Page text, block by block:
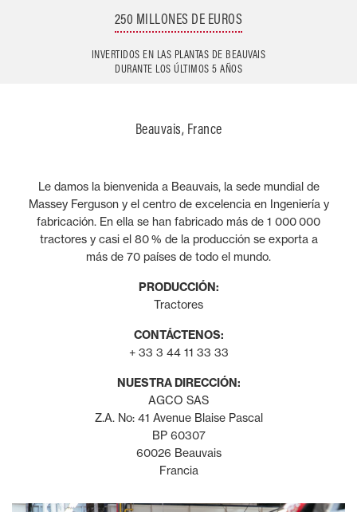
250 MILLONES DE EUROS
INVERTIDOS EN LAS PLANTAS DE BEAUVAIS
DURANTE LOS ÚLTIMOS 5 AÑOS
Beauvais, France
Le damos la bienvenida a Beauvais, la sede mundial de
Massey Ferguson y el centro de excelencia en Ingeniería y
fabricación. En ella se han fabricado más de 1 000 000
tractores y casi el 80 % de la producción se exporta a
más de 70 países de todo el mundo.
PRODUCCIÓN:
Tractores
CONTÁCTENOS:
+ 33 3 44 11 33 33
NUESTRA DIRECCIÓN:
AGCO SAS
Z.A. No: 41 Avenue Blaise Pascal
BP 60307
60026 Beauvais
Francia